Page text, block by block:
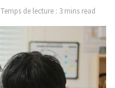
Temps de lecture : 3 mins read